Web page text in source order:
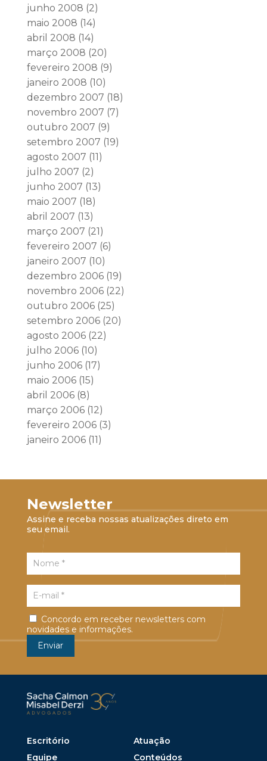
junho 2008 (2)
maio 2008 (14)
abril 2008 (14)
março 2008 (20)
fevereiro 2008 (9)
janeiro 2008 (10)
dezembro 2007 (18)
novembro 2007 (7)
outubro 2007 (9)
setembro 2007 (19)
agosto 2007 (11)
julho 2007 (2)
junho 2007 (13)
maio 2007 (18)
abril 2007 (13)
março 2007 (21)
fevereiro 2007 (6)
janeiro 2007 (10)
dezembro 2006(19)
novembro 2006(22)
outubro 2006(25)
setembro 2006(20)
agosto 2006(22)
julho 2006(10)
junho 2006(17)
maio 2006(15)
abril 2006(8)
março 2006(12)
fevereiro 2006(3)
janeiro 2006(11)
Newsletter
Assine e receba nossas atualizações direto em
seu email.
Concordo em receber newsletters com
novidades e informações.
Escritório
Atuação
Equipe
Conteúdos